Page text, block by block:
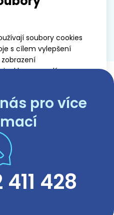
soubory cookies
s cílem vylepšení
i reklam a analýzy
vše
pro více
428